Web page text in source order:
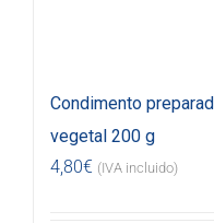
Condimento
vegetal 200 g
4,80€ (IVA incluido)